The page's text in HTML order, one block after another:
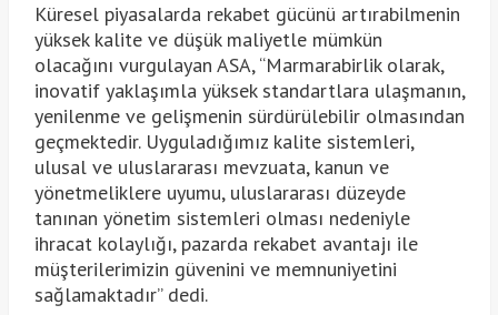
Küresel piyasalarda rekabet gücünü artırabilmenin
yüksek kalite ve düşük maliyetle mümkün
olacağını vurgulayan ASA, “Marmarabirlik olarak,
inovatif yaklaşımla yüksek standartlara ulaşmanın,
yenilenme ve gelişmenin sürdürülebilir olmasından
geçmektedir. Uyguladığımız kalite sistemleri,
ulusal ve uluslararası mevzuata, kanun ve
yönetmeliklere uyumu, uluslararası düzeyde
tanınan yönetim sistemleri olması nedeniyle
ihracat kolaylığı, pazarda rekabet avantajı ile
müşterilerimizin güvenini ve memnuniyetini
sağlamaktadır” dedi.